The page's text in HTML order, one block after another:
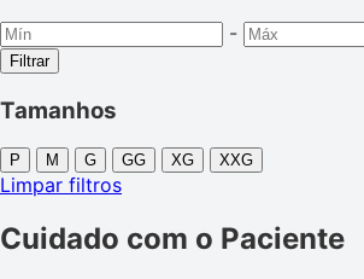
-
Filtrar
Tamanhos
P M G GG XG XXG
Limpar filtros
Cuidado com o Paciente